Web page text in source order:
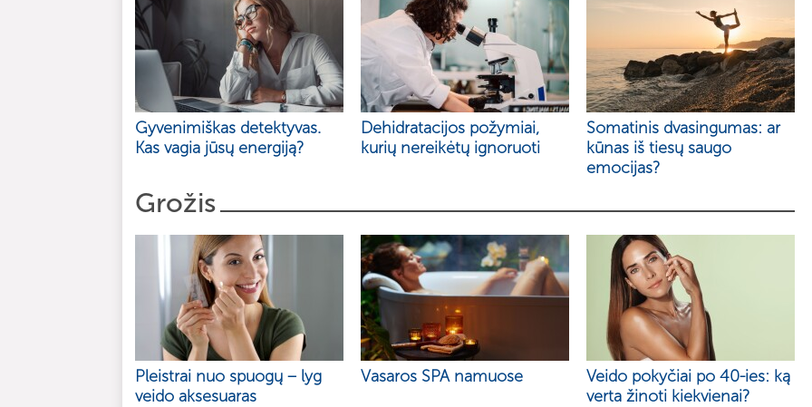
Gyvenimiškas detektyvas.
Kas vagia jūsų energiją?
Dehidratacijos požymiai,
kurių nereikėtų ignoruoti
Somatinis dvasingumas: ar
kūnas iš tiesų saugo
emocijas?
Grožis
Pleistrai nuo spuogų – lyg
veido aksesuaras
Vasaros SPA namuose
Veido pokyčiai po 40-ies: ką
verta žinoti kiekvienai?